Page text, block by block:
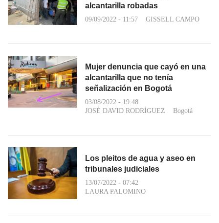
alcantarilla robadas
09/09/2022 - 11:57 GISSELL CAMPO
Mujer denuncia que cayó en una
alcantarilla que no tenía
señalización en Bogotá
03/08/2022 - 19:48
JOSÉ DAVID RODRÍGUEZ
Bogotá
Los pleitos de agua y aseo en
tribunales judiciales
13/07/2022 - 07:42
LAURA PALOMINO